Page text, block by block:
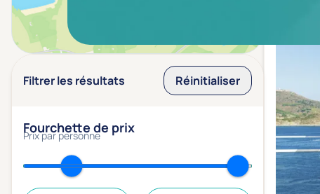
Filtrer les résultats Réinitialiser
Fourchette de prix
Prix par personne